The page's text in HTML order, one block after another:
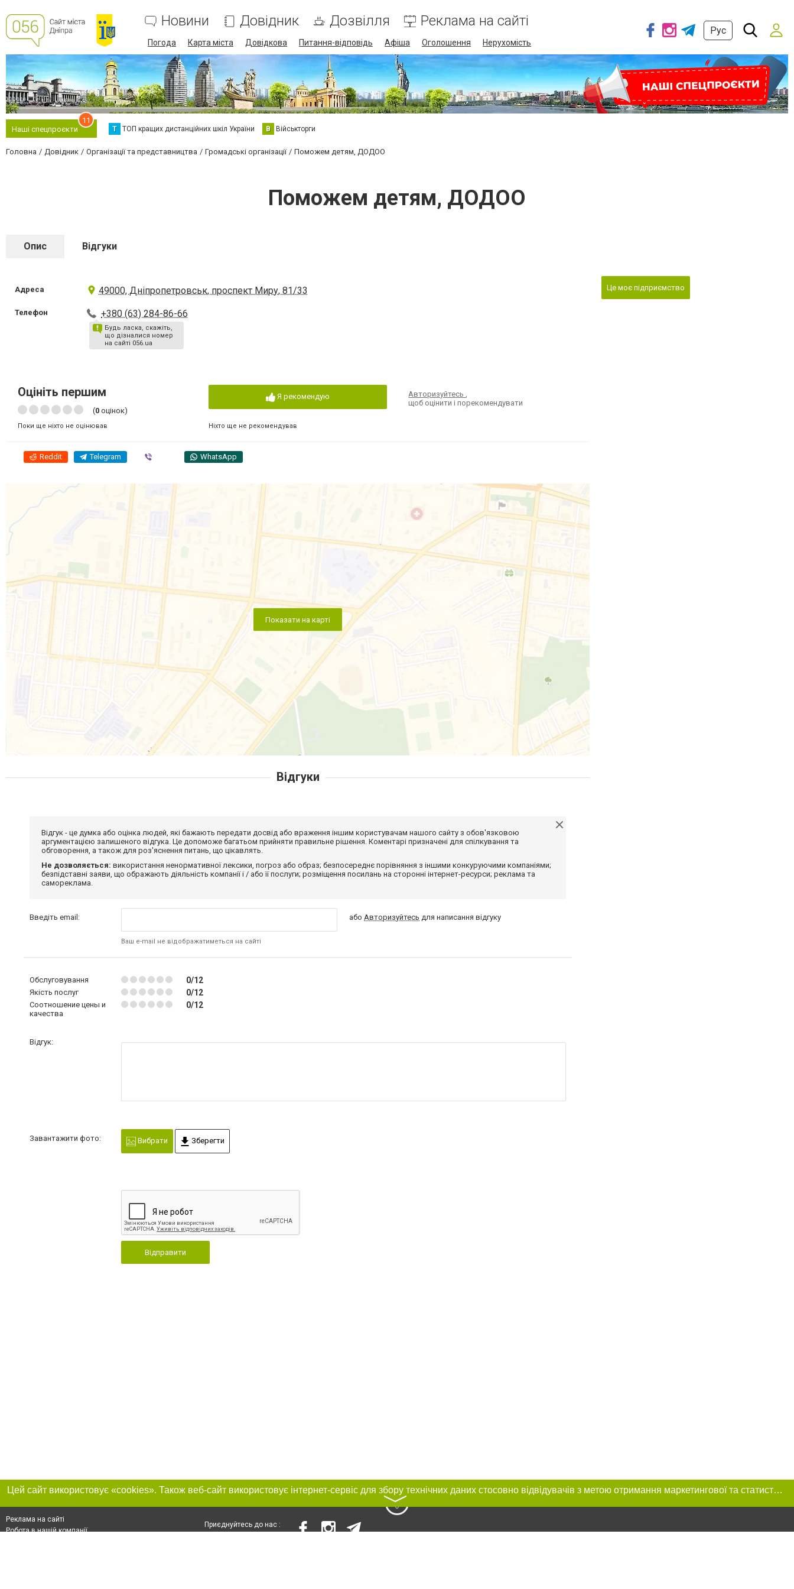
Новини Довідник Дозвілля Реклама на сайті
Погода Карта міста Довідкова Питання-відповідь Афіша Оголошення Нерухомість
Рус
Наші спецпроєкти
11
Т ТОП кращих дистанційних шкіл України В Військторги
Головна Довідник Організації та представництва Громадські організації Поможем детям, ДОДОО
Поможем детям, ДОДОО
Опис Відгуки
Адреса 49000, Дніпропетровськ, проспект Миру, 81/33
Телефон +380 (63) 284-86-66
Будь ласка, скажіть,
що дізналися номер
на сайті 056.ua
Оцініть першим
(0 оцінок)
Поки ще ніхто не оцінював
Я рекомендую
Ніхто ще не рекомендував
Авторизуйтесь,
щоб оцінити і порекомендувати
Reddit Telegram WhatsApp
Показати на карті
Це моє підприємство
Відгуки
Відгук - це думка або оцінка людей, які бажають передати досвід або враження іншим користувачам нашого сайту з обов'язковою
аргументацією залишеного відгука. Це допоможе багатьом прийняти правильне рішення. Коментарі призначені для спілкування та
обговорення, а також для роз'яснення питань, що цікавлять.
Не дозволяється: використання ненормативної лексики, погроз або образ; безпосереднє порівняння з іншими конкуруючими компаніями;
безпідставні заяви, що ображають діяльність компанії і / або її послуги; розміщення посилань на сторонні інтернет-ресурси; реклама та
самореклама.
Введіть email:
Ваш e-mail не відображатиметься на сайті
абоАвторизуйтесь для написання відгуку
Обслуговування 0/12
Якість послуг 0/12
Соотношение цены и
качества
0/12
Відгук:
Завантажити фото: Вибрати Зберегти
Відправити
Цей сайт використовує «cookies». Також веб-сайт використовує інтернет-сервіс для збору технічних даних стосовно відвідувачів з метою отримання маркетингової та статистичної інформації. Умови обробки даних відвідувачів сайту див.
〉
Реклама на сайті
Робота в нашій компанії
Приєднуйтесь до нас :